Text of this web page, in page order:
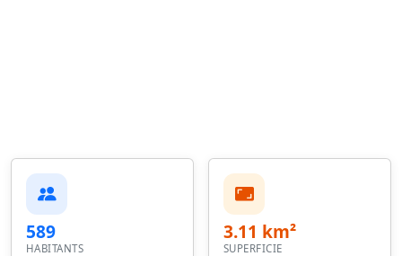
589
HABITANTS
3.11 km²
SUPERFICIE